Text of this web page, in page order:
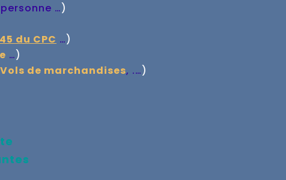
…)
du CPC …)
…)
Vols de marchandises, .…)